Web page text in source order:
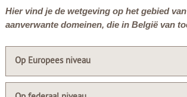
Hier vind je de wetgeving op het gebied
aanverwante domeinen, die in België van
Op Europees niveau